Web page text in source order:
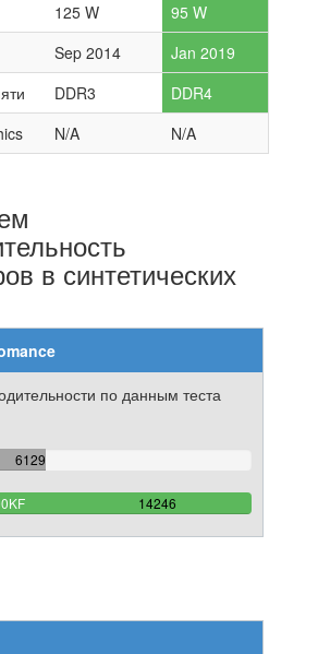
125 W
95 W
Sep 2014
Jan 2019
DDR3
DDR4
N/A N/A
в синтетических
по данным теста
6129
43.022602835884%
14246
100%